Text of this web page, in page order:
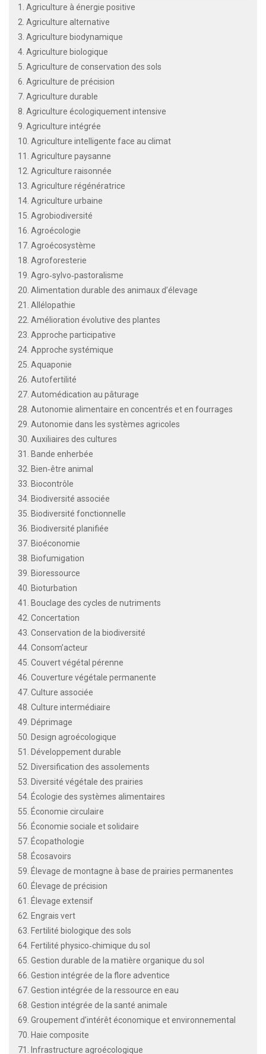
1. Agriculture à énergie positive
2. Agriculture alternative
3. Agriculture biodynamique
4. Agriculture biologique
5. Agriculture de conservation des sols
6. Agriculture de précision
7. Agriculture durable
8. Agriculture écologiquement intensive
9. Agriculture intégrée
10. Agriculture intelligente face au climat
11. Agriculture paysanne
12. Agriculture raisonnée
13. Agriculture régénératrice
14. Agriculture urbaine
15. Agrobiodiversité
16. Agroécologie
17. Agroécosystème
18. Agroforesterie
19. Agro‐sylvo‐pastoralisme
20. Alimentation durable des animaux d’élevage
21. Allélopathie
22. Amélioration évolutive des plantes
23. Approche participative
24. Approche systémique
25. Aquaponie
26. Autofertilité
27. Automédication au pâturage
28. Autonomie alimentaire en concentrés et en fourrages
29. Autonomie dans les systèmes agricoles
30. Auxiliaires des cultures
31. Bande enherbée
32. Bien‐être animal
33. Biocontrôle
34. Biodiversité associée
35. Biodiversité fonctionnelle
36. Biodiversité planifiée
37. Bioéconomie
38. Biofumigation
39. Bioressource
40. Bioturbation
41. Bouclage des cycles de nutriments
42. Concertation
43. Conservation de la biodiversité
44. Consom’acteur
45. Couvert végétal pérenne
46. Couverture végétale permanente
47. Culture associée
48. Culture intermédiaire
49. Déprimage
50. Design agroécologique
51. Développement durable
52. Diversification des assolements
53. Diversité végétale des prairies
54. Écologie des systèmes alimentaires
55. Économie circulaire
56. Économie sociale et solidaire
57. Écopathologie
58. Écosavoirs
59. Élevage de montagne à base de prairies permanentes
60. Élevage de précision
61. Élevage extensif
62. Engrais vert
63. Fertilité biologique des sols
64. Fertilité physico‐chimique du sol
65. Gestion durable de la matière organique du sol
66. Gestion intégrée de la flore adventice
67. Gestion intégrée de la ressource en eau
68. Gestion intégrée de la santé animale
69. Groupement d’intérêt économique et environnemental
70. Haie composite
71. Infrastructure agroécologique